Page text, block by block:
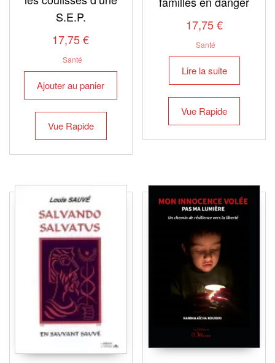
S.E.P.
17,75€
Santé
Ajouter au panier
Vue Rapide
17,75€
Santé
Lire la suite
Vue Rapide